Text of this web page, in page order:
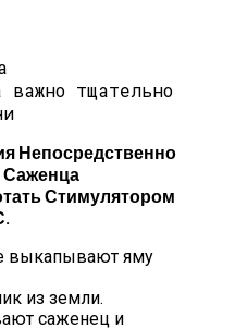
важно тщательно
Непосредственно
Саженца
Стимулятором
выкапывают яму
из земли.
саженец и